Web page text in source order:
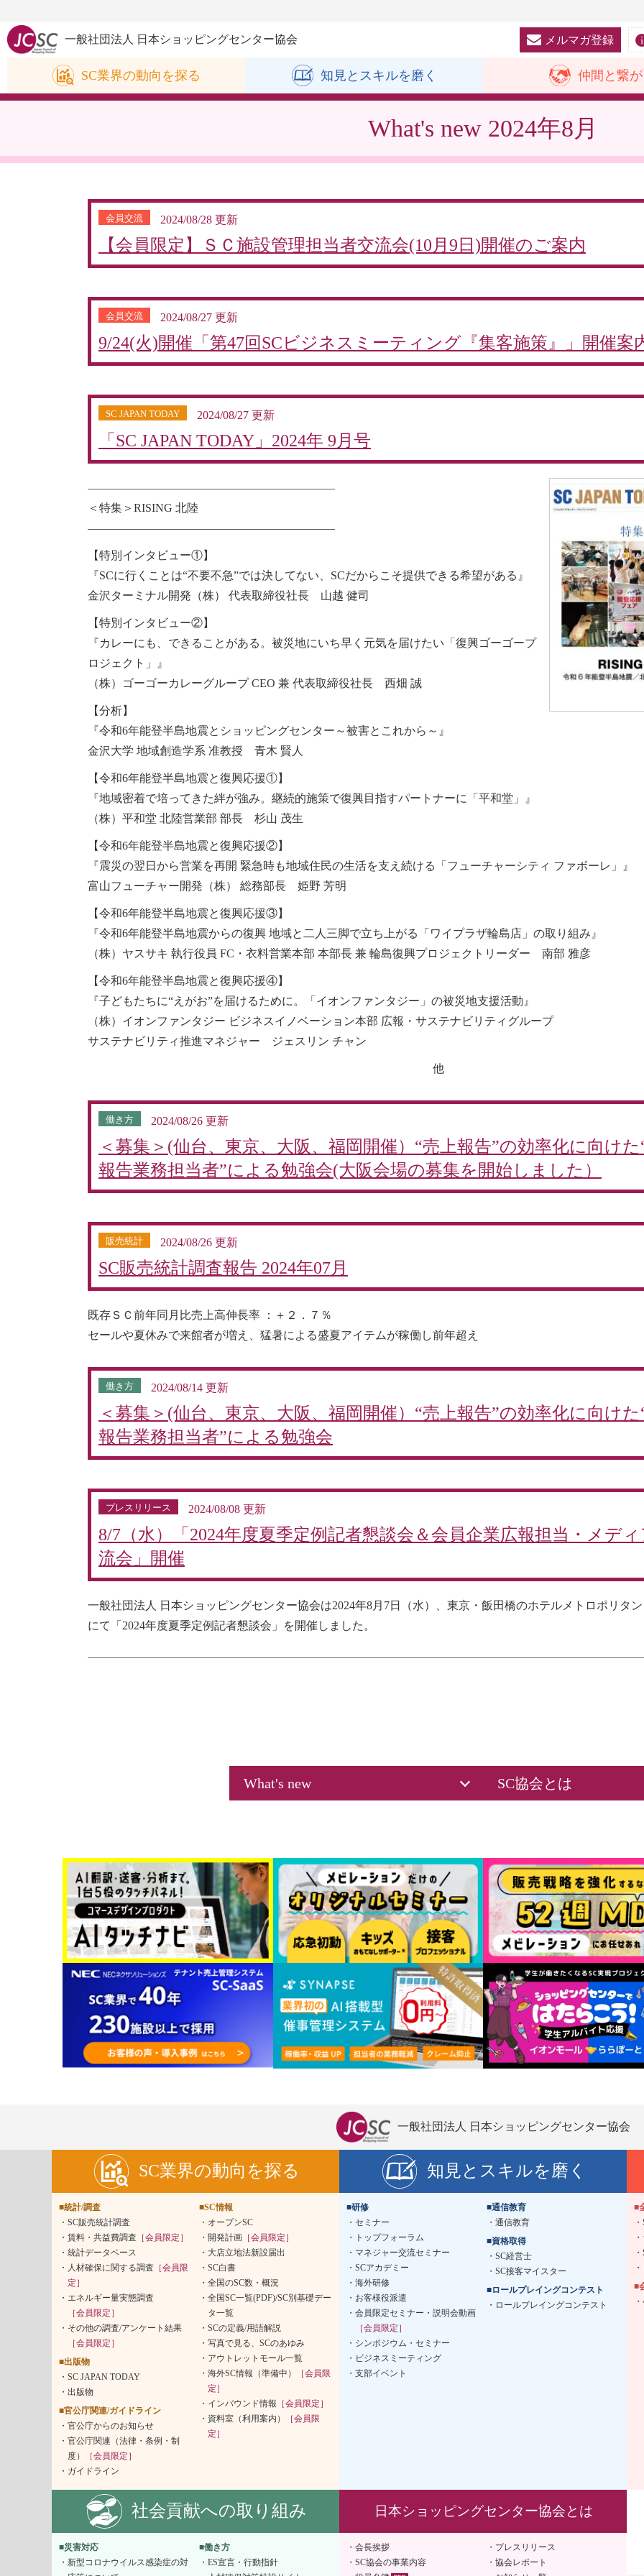
一般社団法人 日本ショッピングセンター協会 メルマガ登録
SC業界の動向を探る 知見と スキルを磨く 仲間と 繋
What's new 2024年8月
会員交流 2024/08/28 更新
【会員限定】ＳＣ施設管理担当者交流会(10月9日)開催のご案内
会員交流 2024/08/27 更新
9/24(火)開催「第47回SCビジネスミーティング『集客施策』」開催案
SC JAPAN TODAY 2024/08/27 更新
「SC JAPAN TODAY」2024年 9月号
—————————————————————–
＜特集＞RISING 北陸
—————————————————————–
【特別インタビュー①】
『SCに行くことは“不要不急”では決してない、SCだからこそ提供できる希望がある』
金沢ターミナル開発（株） 代表取締役社長 山越 健司
【特別インタビュー②】
『カレーにも、できることがある。被災地にいち早く元気を届けたい「復興ゴーゴープ
ロジェクト」』
（株）ゴーゴーカレーグループ CEO 兼 代表取締役社長 西畑 誠
【分析】
『令和6年能登半島地震とショッピングセンター～被害とこれから～』
金沢大学 地域創造学系 准教授 青木 賢人
【令和6年能登半島地震と復興応援①】
『地域密着で培ってきた絆が強み。継続的施策で復興目指すパートナーに「平和堂」』
（株）平和堂 北陸営業部 部長 杉山 茂生
【令和6年能登半島地震と復興応援②】
『震災の翌日から営業を再開 緊急時も地域住民の生活を支え続ける「フューチャーシティ ファボーレ」』
富山フューチャー開発（株） 総務部長 姫野 芳明
【令和6年能登半島地震と復興応援③】
『令和6年能登半島地震からの復興 地域と二人三脚で立ち上がる「ワイプラザ輪島店」の取り組み』
（株）ヤスサキ 執行役員 FC・衣料営業本部 本部長 兼 輪島復興プロジェクトリーダー 南部 雅彦
【令和6年能登半島地震と復興応援④】
『子どもたちに“えがお”を届けるために。「イオンファンタジー」の被災地支援活動』
（株）イオンファンタジー ビジネスイノベーション本部 広報・サステナビリティグル
サステナビリティ推進マネジャー ジェスリン チャン
他
働き方 2024/08/26 更新
＜募集＞(仙台、東京、大阪、福岡開催）“売上報告”の効率化に向けた
報告業務担当者”による勉強会(大阪会場の募集を開始しました）
販売統計 2024/08/26 更新
SC販売統計調査報告 2024年07月
既存ＳＣ前年同月比売上高伸長率 ：＋２．７％
セールや夏休みで来館者が増え、猛暑による盛夏アイテムが稼働し前年超え
働き方 2024/08/14 更新
＜募集＞(仙台、東京、大阪、福岡開催）“売上報告”の効率化に向けた
報告業務担当者”による勉強会
プレスリリース 2024/08/08 更新
8/7（水）「2024年度夏季定例記者懇談会＆会員企業広報担当・メデ
流会」開催
一般社団法人 日本ショッピングセンター協会は2024年8月7日（水）、東京・飯田橋のホテルメトロポリタン
にて「2024年度夏季定例記者懇談会」を開催しました。
What's new SC協会とは
一般社団法人 日本ショッピングセンター協会
SC業界の動向を探る
■統計/調査
SC販売統計調査
賃料・共益費調査 ［会員限定］
統計データベース
人材確保に関する調査 ［会員限
定］
エネルギー量実態調査
［会員限定］
その他の調査/アンケート結果
［会員限定］
■出版物
SC JAPAN TODAY
出版物
■官公庁関連/ガイドライン
官公庁からのお知らせ
官公庁関連（法律・条例・制
度）
［会員限定］
ガイドライン
■SC情報
オープンSC
開発計画 ［会員限定］
大店立地法新設届出
SC白書
全国のSC数・概況
全国SC一覧(PDF)/SC別基礎デー
タ一覧
SCの定義/用語解説
写真で見る、SCのあゆみ
アウトレットモール一覧
海外SC情報（準備中）
［会員限
定］
インバウンド情報 ［会員限定］
資料室（利用案内）
［会員限
定］
知見とスキルを磨く
■研修
セミナー
トップフォーラム
マネジャー交流セミナー
SCアカデミー
海外研修
お客様役派遣
会員限定セミナー・説明会動画
［会員限定］
シンポジウム・セミナー
ビジネスミーティング
支部イベント
■通信教育
通信教育
■資格取得
SC経営士
SC接客マイスター
■ロールプレイングコンテスト
ロールプレイングコンテスト
■
■
社会貢献への取り組み
■災害対応
新型コロナウイルス感染症の対
■働き方
ES宣言・行動指針
日本ショッピングセンター協会とは
会長挨拶
SC協会の事業内容
プレスリリース
協会レポート